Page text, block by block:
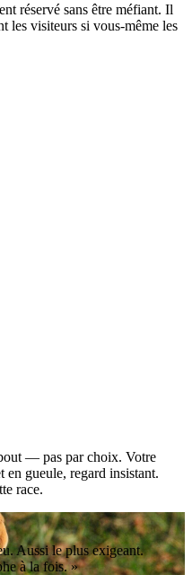
réservé sans être méfiant. Il
les visiteurs si vous-même les
— pas par choix. Votre
en gueule, regard insistant.
race.
Aussi le plus exigeant.
à la fois. »